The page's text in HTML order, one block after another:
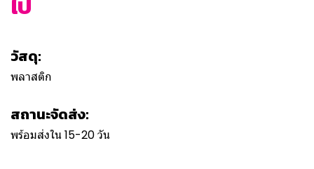
วัสดุ:
พลาสติก
สถานะจัดส่ง:
พร้อมส่งใน 15-20 วัน